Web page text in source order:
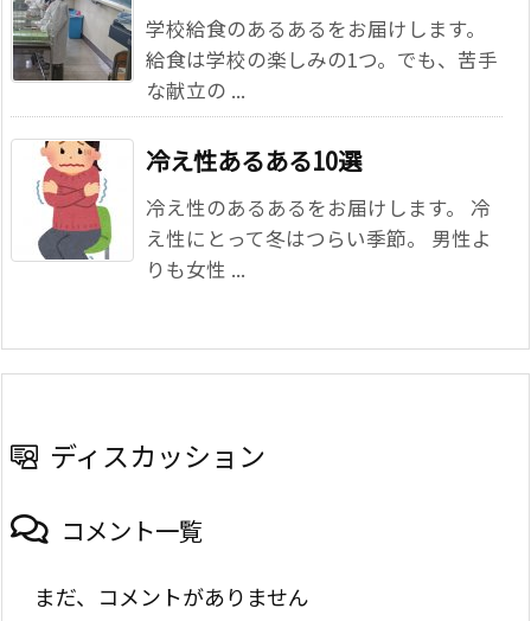
学校給食のあるあるをお届けします。
給食は学校の楽しみの1つ。でも、苦手
な献立の ...
冷え性あるある10選
冷え性のあるあるをお届けします。 冷
え性にとって冬はつらい季節。 男性よ
りも女性 ...
ディスカッション
コメント一覧
まだ、コメントがありません